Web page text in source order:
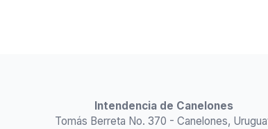
Intendencia de Canelones
Tomás Berreta No. 370 - Canelones,